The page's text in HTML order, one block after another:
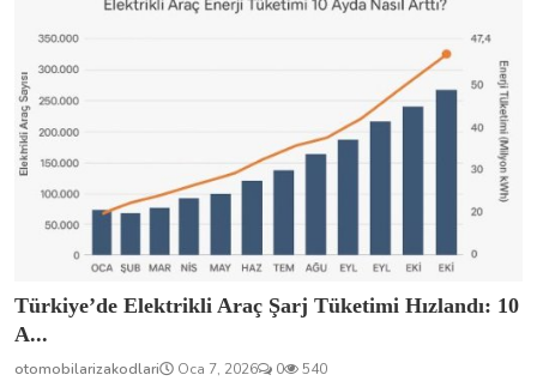
Türkiye’de Elektrikli Araç Şarj Tüketimi Hızlandı: 10
A...
otomobilarizakodlari Oca 7, 2026 0 540